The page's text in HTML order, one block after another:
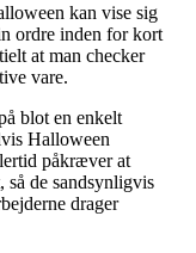
kan vise sig
ordre inden for kort
at man checker
vare.
blot en enkelt
Halloween
påkræver at
så de sandsynligvis
drager